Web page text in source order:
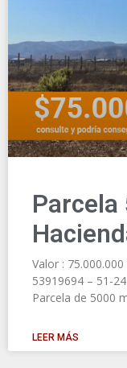
Parcela
Valor :
53919694 – 51-
Parcela de 5000
LEER MÁS